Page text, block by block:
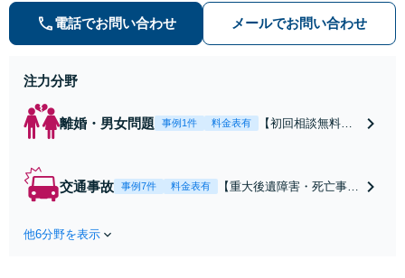
弁護士にご相談頂くことで、今のご
不安が和らぐとともに、問題解決の
ために前に進むことができます。
電話でお問い合わせ メールでお問い合わせ
注力分野
離婚・男女問題 事例1件 料金表有
【初回相談無料】
条件で離婚ができ
交通事故 事例7件 料金表有
【重大後遺障害・死亡事案
他6分野を表示